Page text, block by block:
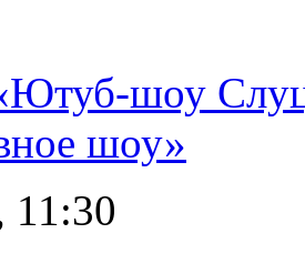
шоу
шоу»
11:30